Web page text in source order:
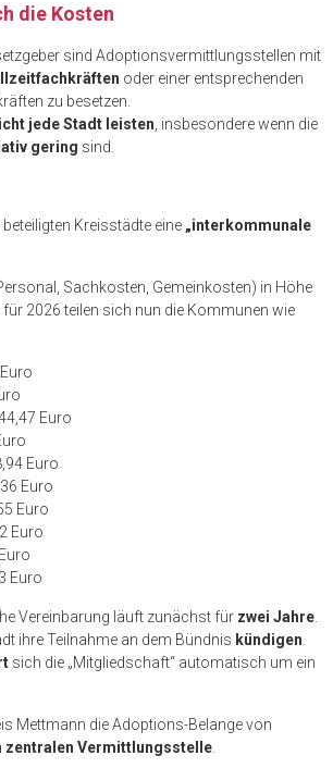
die Kosten
sind Adoptionsvermittlungsstellen mit
oder einer entsprechenden
zu besetzen.
jede Stadt leisten , insbesondere wenn die
gering sind.
Kreisstädte eine „interkommunale
Sachkosten, Gemeinkosten) in Höhe
für 2026 teilen sich nun die Kommunen wie
Euro
Euro
Euro
Euro
Euro
Euro
Vereinbarung läuft zunächst für zwei Jahre.
ihre Teilnahme an dem Bündnis kündigen
sich die „Mitgliedschaft“ automatisch um ein
Mettmann die Adoptions-Belange von
zentralen Vermittlungsstelle.